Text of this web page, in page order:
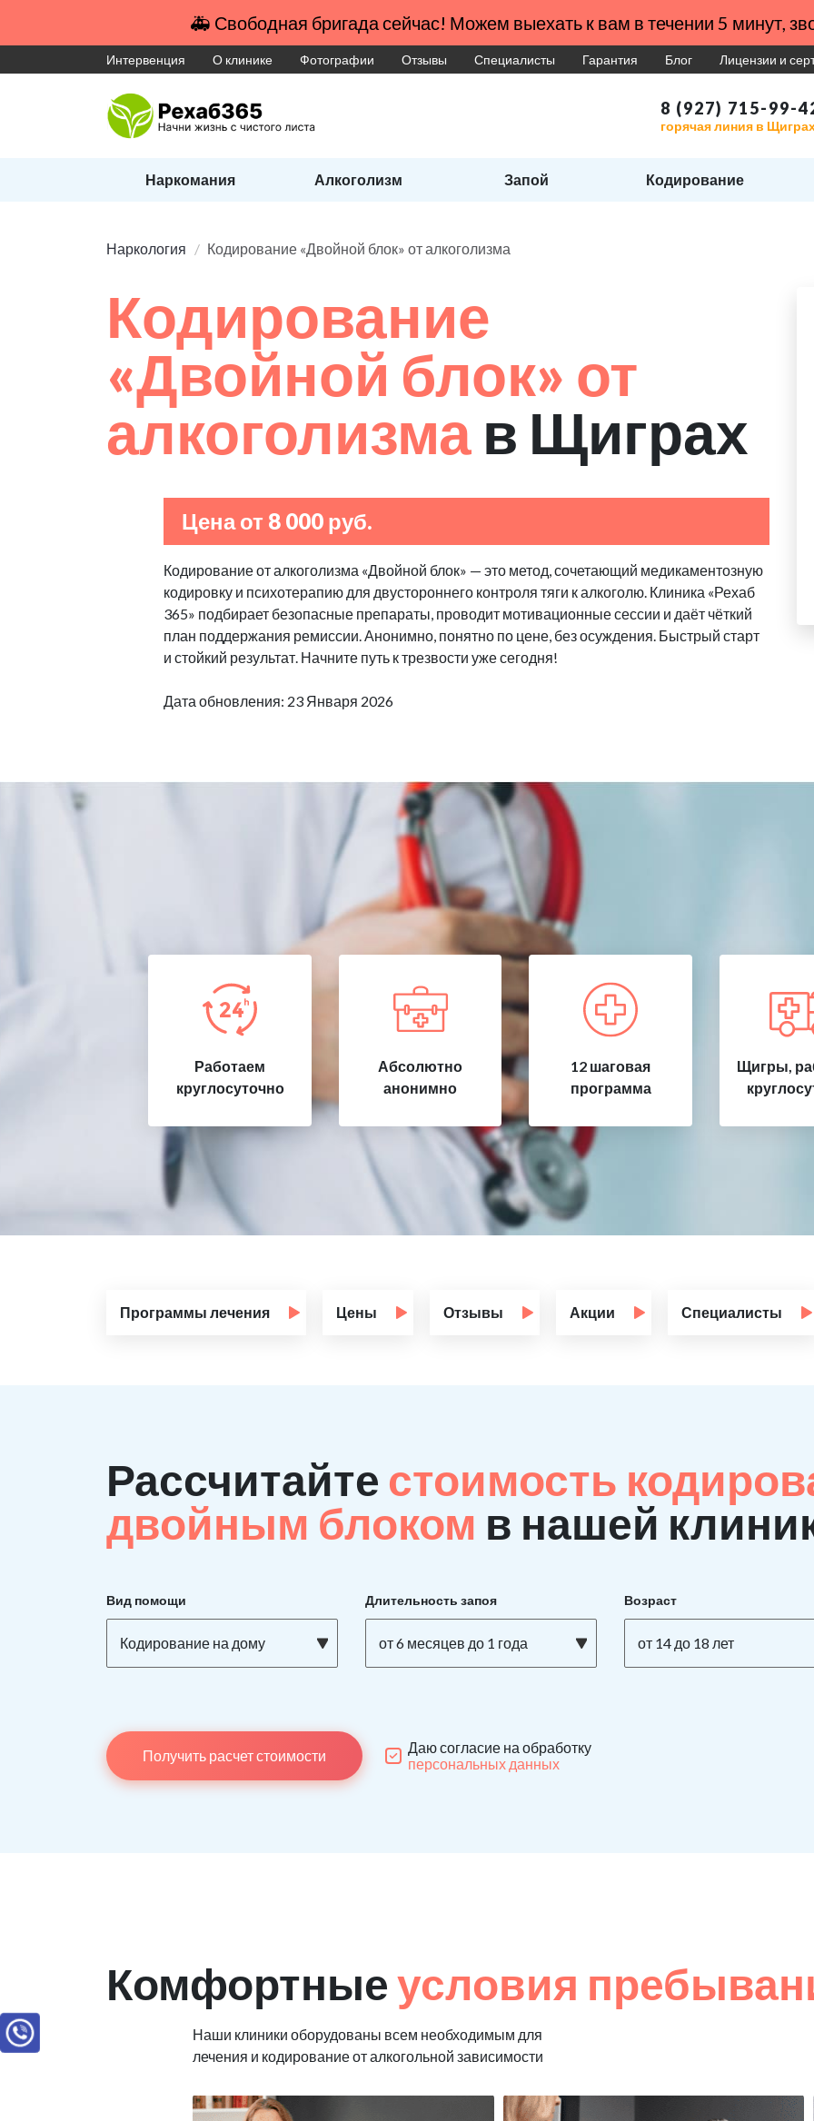
🚑 Свободная бригада сейчас! Можем выехать к вам в течении 5 минут,
Интервенция О клинике Фотографии Отзывы Специалисты Гарантия Блог Лицензии и
8 (927) 715-99-
горячая линия в
Наркомания Алкоголизм Запой Кодирование
Наркология Кодирование «Двойной блок» от алкоголизма
Кодирование
«Двойной блок» от
алкоголизма в Щиграх
Цена от 8 000 руб.
Кодирование от алкоголизма «Двойной блок» — это метод, сочетающий медикаментозную
кодировку и психотерапию для двустороннего контроля тяги к алкоголю. Клиника «Рехаб
365» подбирает безопасные препараты, проводит мотивационные сессии и даёт чёткий
план поддержания ремиссии. Анонимно, понятно по цене, без осуждения. Быстрый старт
и стойкий результат. Начните путь к трезвости уже сегодня!
Дата обновления: 23 Января 2026
Работаем
круглосуточно
Абсолютно
анонимно
12 шаговая
программа
Щигры,
Программы лечения Цены Отзывы Акции Специалисты
Рассчитайте стоимость
двойным блоком в нашей
Вид помощи
Кодирование на дому
Длительность запоя
от 6 месяцев до 1 года
Возраст
от 14 до 18 лет
Получить расчет стоимости
Даю согласие на обработку
персональных данных
Комфортныеусловия
Наши клиники оборудованы всем необходимым для
лечения и кодирование от алкогольной зависимости